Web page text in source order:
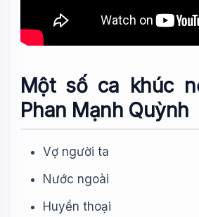
Một số ca khúc
Phan Mạnh Quỳnh
Vợ người ta
Nước ngoài
Huyền thoại